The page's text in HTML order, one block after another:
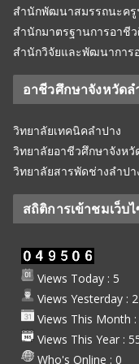
สำนักพัฒนาสมรรถนะครู
สำนักมาตรฐานการอาชี
สำนักวิจัยและพัฒนาการ
อาชีวศึกษาจังหวัดล
วิทยาลัยเทคนิคลำปาง
วิทยาลัยอาชีวศึกษาจังหวั
วิทยาลัยสารพัดช่างลำปา
สถิติการเข้าชมเว็บ
Views Today : 5
Views Yesterday :
Views This Month :
Views This Year :
Who's Online : 0